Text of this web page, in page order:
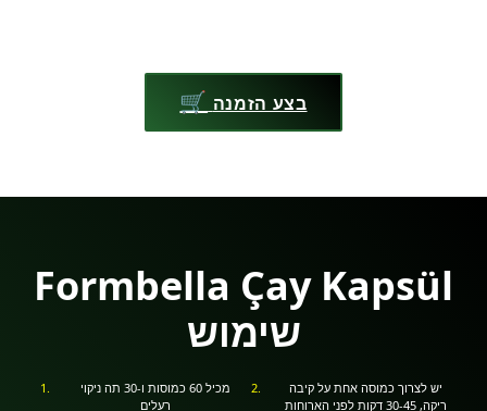
🛒 בצע הזמנה
Formbella Çay Kapsül
שימוש
מכיל 60 כמוסות ו-30 תה ניקוי
רעלים
יש לצרוך כמוסה אחת על קיבה
ריקה, 30-45 דקות לפני הארוחות